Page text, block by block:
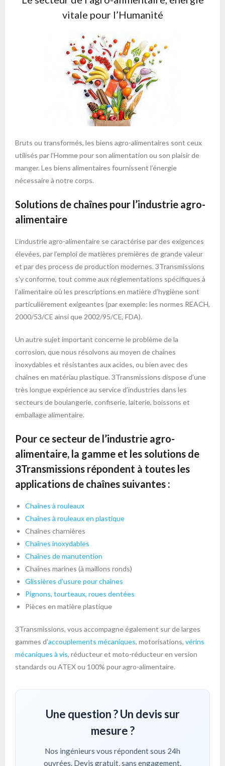
vitale pour l’Humanité
Bruts ou transformés, les biens agro-alimentaires sont ceux
utilisés par l’Homme pour son alimentation ou son plaisir de
manger. Les biens alimentaires fournissent l’énergie
nécessaire à notre corps.
Solutions de chaînes pour l’industrie agro-
alimentaire
L‘industrie agro-alimentaire se caractérise par des exigences
élevées, par l’emploi de matières premières de grande valeur
et par des process de production modernes. 3Transmissions
s’y conforme, tout comme aux réglementations spécifiques à
l’alimentaire où les prescriptions en matière d’hygiène sont
particulièrement exigeantes (par exemple: les normes REACH,
2000/53/CE ainsi que 2002/95/CE, FDA).
Un autre sujet important concerne le problème de la
corrosion, que nous résolvons au moyen de chaînes
inoxydables et résistantes aux acides, ou bien avec des
chaînes en matériau plastique. 3Transmissions dispose d’une
très longue expérience au service d’industries dans les
secteurs de boulangerie, confiserie, laiterie, boissons et
emballage alimentaire.
Pour ce secteur de l’industrie agro-
alimentaire, la gamme et les solutions de
3Transmissions répondent à toutes les
applications de chaînes suivantes :
Chaînes à rouleaux
Chaînes à rouleaux en plastique
Chaînes charnières
Chaînes inoxydables
Chaînes de manutention
Chaînes marines (à maillons ronds)
Glissières d’usure pour chaînes
Pignons, tourteaux, roues dentées
Pièces en matière plastique
3Transmissions, vous accompagne également sur de larges
gammes d’accouplements mécaniques, motorisations, vérins
mécaniques à vis, réducteur et moto-réducteur en version
standards ou ATEX ou 100% pour agro-alimentaire.
Une question ? Un devis sur
mesure ?
Nos ingénieurs vous répondent sous 24h
ouvrées. Devis gratuit, sans engagement.